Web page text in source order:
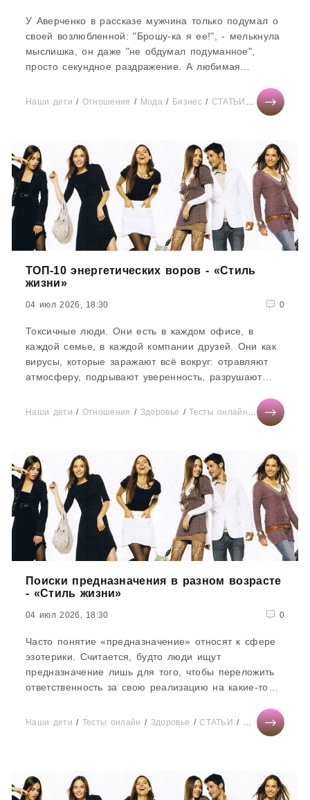
У Аверченко в рассказе мужчина только подумал о
своей возлюбленной: "Брошу-ка я ее!", - мелькнула
мыслишка, он даже "не обдумал подуманное",
просто секундное раздражение. А любимая
Наши дети / Отношения / Мода / Бизнес/ СТАТЬИ / Тесты
ТОП-10 энергетических воров - «Стиль
жизни»
04 июл 2026, 18:30 0
Токсичные люди. Они есть в каждом офисе, в
каждой семье, в каждой компании друзей. Они как
вирусы, которые заражают всё вокруг: отравляют
атмосферу, подрывают уверенность, разрушают
действуют неосознанно, поэтому распознать их
Наши дети / Отношения / Здоровье /Тесты онлайн/СТАТЬИ
Поиски предназначения в разном возрасте
- «Стиль жизни»
04 июл 2026, 18:30 0
Часто понятие «предназначение» относят к сфере
эзотерики. Считается, будто люди ищут
предназначение лишь для того, чтобы переложить
ответственность за свою реализацию на какие-то
Наши дети / Тесты онлайн / Здоровье /СТАТЬИ / Мода/